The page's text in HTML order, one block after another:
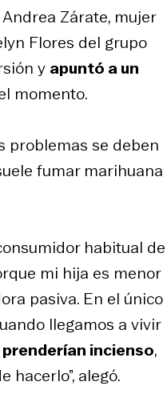
Zárate, mujer
Flores del grupo
y apuntó a un
momento.
problemas se deben
fumar marihuana
habitual de
mi hija es menor
pasiva. En el único
llegamos a vivir
incienso,
hacerlo”, alegó.